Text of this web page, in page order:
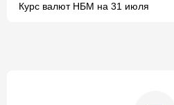
Курс валют НБМ на 31 июля